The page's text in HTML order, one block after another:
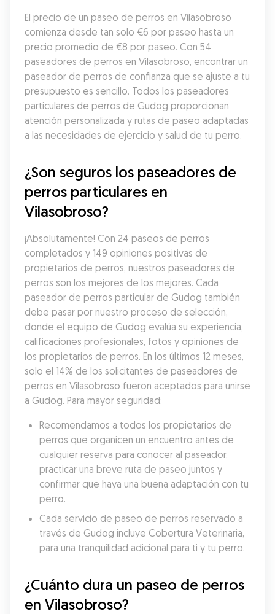
El precio de un paseo de perros en Vilasobroso
comienza desde tan solo €6 por paseo hasta un
precio promedio de €8 por paseo. Con 54
paseadores de perros en Vilasobroso, encontrar un
paseador de perros de confianza que se ajuste a tu
presupuesto es sencillo. Todos los paseadores
particulares de perros de Gudog proporcionan
atención personalizada y rutas de paseo adaptadas
a las necesidades de ejercicio y salud de tu perro.
¿Son seguros los paseadores de
perros particulares en
Vilasobroso?
¡Absolutamente! Con 24 paseos de perros
completados y 149 opiniones positivas de
propietarios de perros, nuestros paseadores de
perros son los mejores de los mejores. Cada
paseador de perros particular de Gudog también
debe pasar por nuestro proceso de selección,
donde el equipo de Gudog evalúa su experiencia,
calificaciones profesionales, fotos y opiniones de
los propietarios de perros. En los últimos 12 meses,
solo el 14% de los solicitantes de paseadores de
perros en Vilasobroso fueron aceptados para unirse
a Gudog. Para mayor seguridad:
Recomendamos a todos los propietarios de
perros que organicen un encuentro antes de
cualquier reserva para conocer al paseador,
practicar una breve ruta de paseo juntos y
confirmar que haya una buena adaptación con tu
perro.
Cada servicio de paseo de perros reservado a
través de Gudog incluye Cobertura Veterinaria,
para una tranquilidad adicional para ti y tu perro.
¿Cuánto dura un paseo de perros
en Vilasobroso?